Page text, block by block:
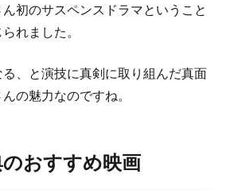
初のサスペンスドラマということ
れました。
、と演技に真剣に取り組んだ真面
の魅力なのですね。
おすすめ映画